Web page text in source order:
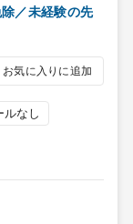
／未経験の先
お気に入りに追加
ルなし